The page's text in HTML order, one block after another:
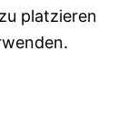
platzieren